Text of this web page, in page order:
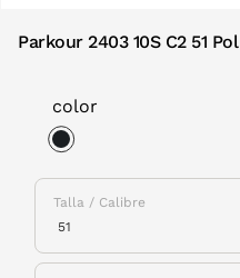
Parkour 2403 10S C2 51 Pol
color
Talla / Calibre